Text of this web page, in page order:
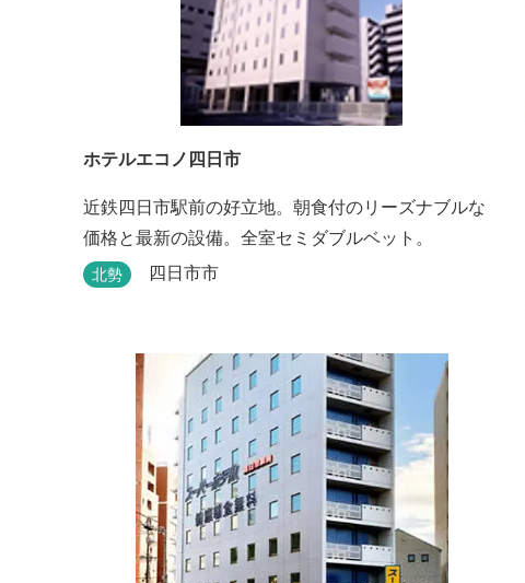
ホテルエコノ四日市
近鉄四日市駅前の好立地。朝食付のリーズナブルな
価格と最新の設備。全室セミダブルベット。
北勢 四日市市